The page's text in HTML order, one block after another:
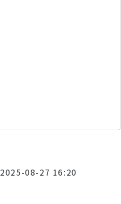
2025-08-27 16:20